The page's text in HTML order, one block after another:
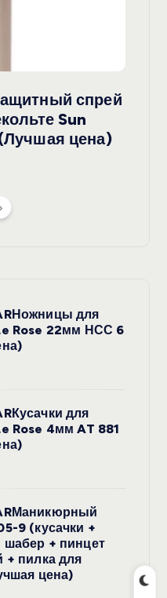
спрей
Sun
цена)
для
Rose 22мм НСС 6
для
Rose 4мм AT 881
9 (кусачки +
+ пинцет
+ пилка для
цена)